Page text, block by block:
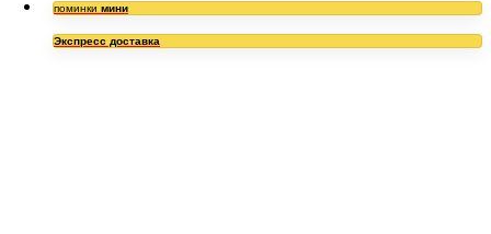
поминки мини
Экспресс доставка